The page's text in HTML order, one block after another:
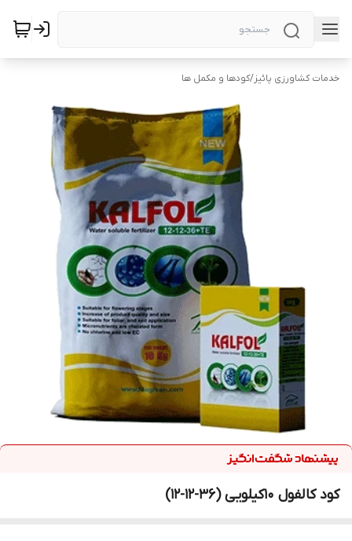
خدمات کشاورزی پائیز/کودها و مکمل ها
کود کالفول 10کیلویی (36-12-12)